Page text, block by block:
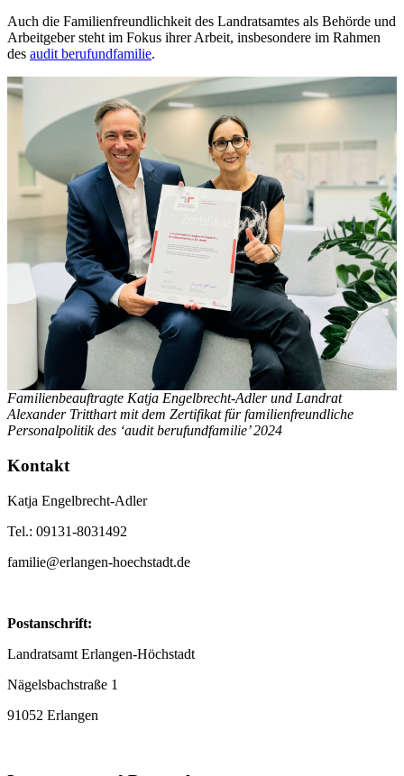
Auch die Familienfreundlichkeit des Landratsamtes als Behörde und
Arbeitgeber steht im Fokus ihrer Arbeit, insbesondere im Rahmen
des audit berufundfamilie.
Familienbeauftragte Katja Engelbrecht-Adler und Landrat
Alexander Tritthart mit dem Zertifikat für familienfreundliche
Personalpolitik des ‘audit berufundfamilie’ 2024
Kontakt
Katja Engelbrecht-Adler
Tel.: 09131-8031492
familie@erlangen-hoechstadt.de
Postanschrift:
Landratsamt Erlangen-Höchstadt
Nägelsbachstraße 1
91052 Erlangen